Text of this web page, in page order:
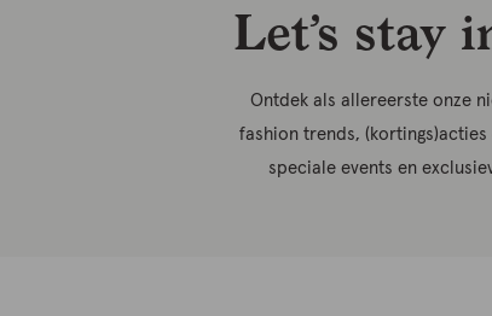
Let’s stay
Ontdek als allereerste onze
fashion trends,
speciale events en